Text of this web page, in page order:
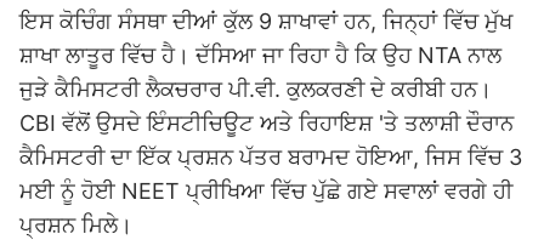
ਇਸ ਕੋਚਿੰਗ ਸੰਸਥਾ ਦੀਆਂ ਕੁੱਲ 9 ਸ਼ਾਖਾਵਾਂ ਹਨ, ਜਿਨ੍ਹਾਂ ਵਿੱਚ ਮੁੱਖ
ਸ਼ਾਖਾ ਲਾਤੂਰ ਵਿੱਚ ਹੈ। ਦੱਸਿਆ ਜਾ ਰਿਹਾ ਹੈ ਕਿ ਉਹ NTA ਨਾਲ
ਜੁੜੇ ਕੈਮਿਸਟਰੀ ਲੈਕਚਰਾਰ ਪੀ.ਵੀ. ਕੁਲਕਰਣੀ ਦੇ ਕਰੀਬੀ ਹਨ।
CBI ਵੱਲੋਂ ਉਸਦੇ ਇੰਸਟੀਚਿਊਟ ਅਤੇ ਰਿਹਾਇਸ਼ 'ਤੇ ਤਲਾਸ਼ੀ ਦੌਰਾਨ
ਕੈਮਿਸਟਰੀ ਦਾ ਇੱਕ ਪ੍ਰਸ਼ਨ ਪੱਤਰ ਬਰਾਮਦ ਹੋਇਆ, ਜਿਸ ਵਿੱਚ 3
ਮਈ ਨੂੰ ਹੋਈ NEET ਪ੍ਰੀਖਿਆ ਵਿੱਚ ਪੁੱਛੇ ਗਏ ਸਵਾਲਾਂ ਵਰਗੇ ਹੀ
ਪ੍ਰਸ਼ਨ ਮਿਲੇ।